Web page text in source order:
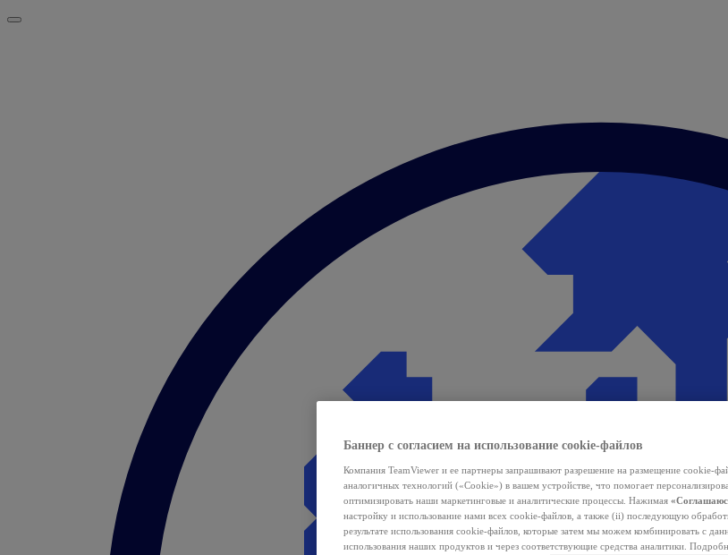
Баннер с согласием на использование cookie-файлов
Компания TeamViewer и ее партнеры запрашивают разрешение на размещение cookie-
аналогичных технологий («Cookie») в вашем устройстве, что помогает
оптимизировать наши маркетинговые и аналитические процессы. Нажимая
настройку и использование нами всех cookie-файлов, а также (ii) последующую
результате использования cookie-файлов, которые затем мы можем комбинировать с
использования наших продуктов и через соответствующие средства аналитики.